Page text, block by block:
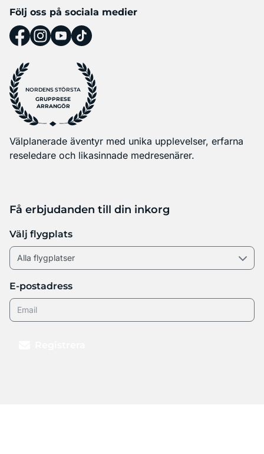
Följ oss på sociala medier
NORDENS STÖRSTA
GRUPPRESE
ARRANGÖR
Välplanerade äventyr med unika upplevelser, erfarna
reseledare och likasinnade medresenärer.
Få erbjudanden till din inkorg
Välj flygplats
E-postadress